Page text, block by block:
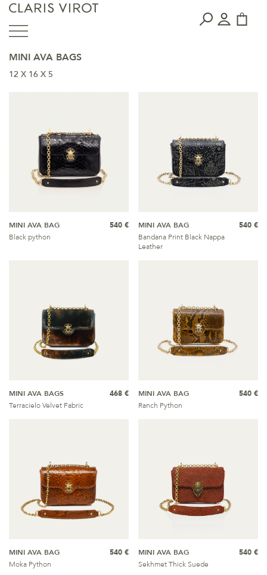
MINI AVA BAGS
12 X 16 X 5
MINI AVA BAG
Black python
540 €
MINI AVA BAG
Bandana Print Black Nappa
Leather
540 €
MINI AVA BAGS
Terracielo Velvet Fabric
468 €
MINI AVA BAG
Ranch Python
540 €
MINI AVA BAG
Moka Python
540 €
MINI AVA BAG
Sekhmet Thick Suede
540 €